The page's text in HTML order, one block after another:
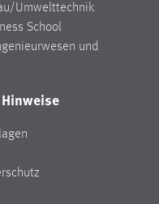
Umwelttechnik
School
und